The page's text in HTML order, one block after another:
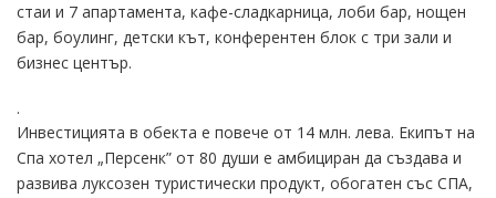
стаи и 7 апартамента, кафе-сладкарница, лоби бар, нощен
бар, боулинг, детски кът, конферентен блок с три зали и
бизнес център.
.
Инвестицията в обекта е повече от 14 млн. лева. Екипът на
Спа хотел „Персенк” от 80 души е амбициран да създава и
развива луксозен туристически продукт, обогатен със СПА,